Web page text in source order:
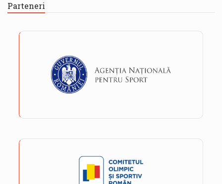
Parteneri